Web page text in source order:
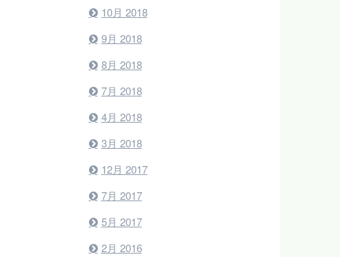
10月 2018
9月 2018
8月 2018
7月 2018
4月 2018
3月 2018
12月 2017
7月 2017
5月 2017
2月 2016